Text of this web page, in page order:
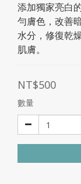
添加獨家亮白
勻膚色，改善
水分，修復乾
肌膚。
NT$500
數量